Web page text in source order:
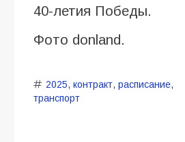
40-летия Победы.
Фото donland.
2025, контракт, расписание,
транспорт